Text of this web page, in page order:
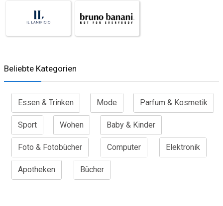
Beliebte Kategorien
Essen & Trinken Mode Parfum & Kosmetik
Sport Wohen Baby & Kinder
Foto & Fotobücher Computer Elektronik
Apotheken Bücher